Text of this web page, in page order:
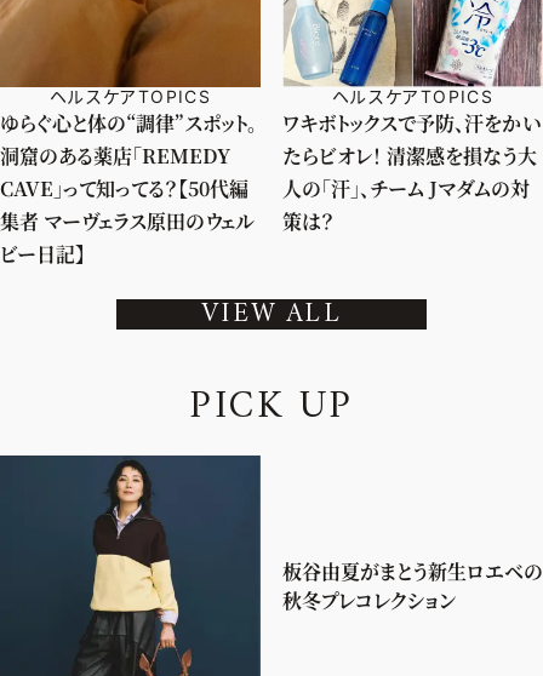
ヘルスケアTOPICS
ゆらぐ心と体の“調律”スポット。
洞窟のある薬店「REMEDY
CAVE」って知ってる？【50代編
集者 マーヴェラス原田のウェル
ビー日記】
ヘルスケアTOPICS
ワキボトックスで予防、汗をかい
たらビオレ！ 清潔感を損なう大
人の「汗」、チーム Jマダムの対
策は？
VIEW ALL
PICK UP
板谷由夏がまとう新生ロエベの
秋冬プレコレクション